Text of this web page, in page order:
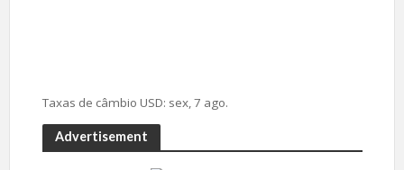
Taxas de câmbio USD: sex, 7 ago.
Advertisement